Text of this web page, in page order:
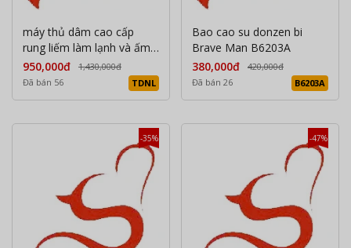
máy thủ dâm cao cấp
rung liếm làm lạnh và ấm
Điều Khiển qua app
950,000đ
1,430,000đ
Đã bán 56
TDNL
Bao cao su donzen bi
Brave Man B6203A
380,000đ
420,000đ
Đã bán 26
B6203A
-35% -47%